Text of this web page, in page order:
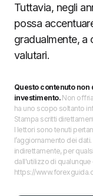
Tuttavia, negli
possa
gradualmente, a
valutari.
Questo contenuto
investimento.Non
ha uno scopo soltanto
Stampa scritti
I lettori sono tenuti
l’aggiornamento dei
indirettamente, per
dall'utilizzo di
https://